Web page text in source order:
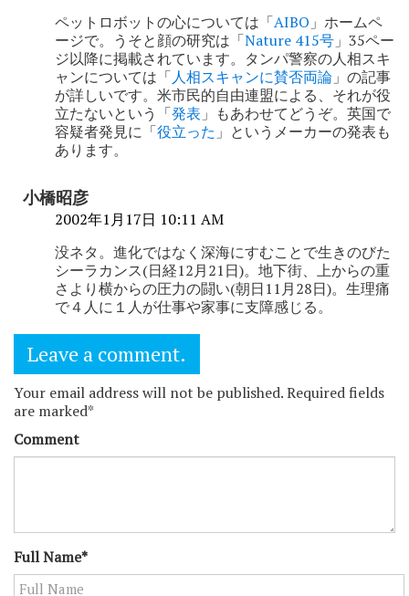
ペットロボットの心については「AIBO 」ホームペ
ージで。うそと顔の研究は「Nature 415号 」35ペー
ジ以降に掲載されています。タンパ警察の人相スキ
ャンについては「人相スキャンに賛否両論 」の記事
が詳しいです。米市民的自由連盟による、それが役
立たないという「発表 」もあわせてどうぞ。英国で
容疑者発見に「役立った 」というメーカーの発表も
あります。
小橋昭彦
2002年1月17日 10:11 AM
没ネタ。進化ではなく深海にすむことで生きのびた
シーラカンス(日経12月21日)。地下街、上からの重
さより横からの圧力の闘い(朝日11月28日)。生理痛
で４人に１人が仕事や家事に支障感じる。
Leave a comment.
Your email address will not be published. Required fields
are marked*
Comment
Full Name*